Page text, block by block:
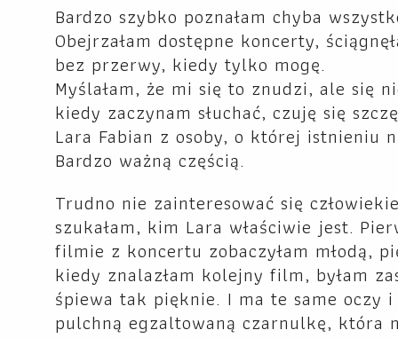
Bardzo szybko poznałam chyba
Obejrzałam dostępne koncerty,
bez przerwy, kiedy tylko mogę.
Myślałam, że mi się to znudzi, ale się
kiedy zaczynam słuchać, czuję się
Lara Fabian z osoby, o której istnieniu
Bardzo ważną częścią.
Trudno nie zainteresować się
szukałam, kim Lara właściwie jest.
filmie z koncertu zobaczyłam młodą,
kiedy znalazłam kolejny film, byłam
śpiewa tak pięknie. I ma te same oczy
pulchną egzaltowaną czarnulkę, która